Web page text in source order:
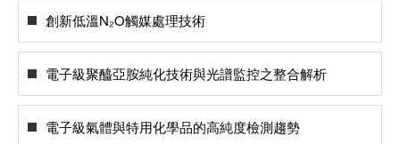
創新低溫N₂O觸媒處理技術
電子級聚醯亞胺純化技術與光譜監控之整合解析
電子級氣體與特用化學品的高純度檢測趨勢